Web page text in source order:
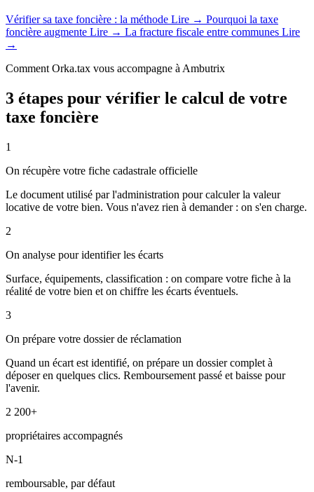
Vérifier sa taxe foncière : la méthode Lire → Pourquoi la taxe
foncière augmente Lire → La fracture fiscale entre communes Lire
→
Comment Orka.tax vous accompagne à Ambutrix
3 étapes pour vérifier le calcul de votre
taxe foncière
1
On récupère votre fiche cadastrale officielle
Le document utilisé par l'administration pour calculer la valeur
locative de votre bien. Vous n'avez rien à demander : on s'en charge.
2
On analyse pour identifier les écarts
Surface, équipements, classification : on compare votre fiche à la
réalité de votre bien et on chiffre les écarts éventuels.
3
On prépare votre dossier de réclamation
Quand un écart est identifié, on prépare un dossier complet à
déposer en quelques clics. Remboursement passé et baisse pour
l'avenir.
2 200+
propriétaires accompagnés
N-1
remboursable, par défaut